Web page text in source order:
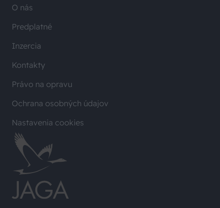
O nás
Predplatné
Inzercia
Kontakty
Právo na opravu
Ochrana osobných údajov
Nastavenia cookies